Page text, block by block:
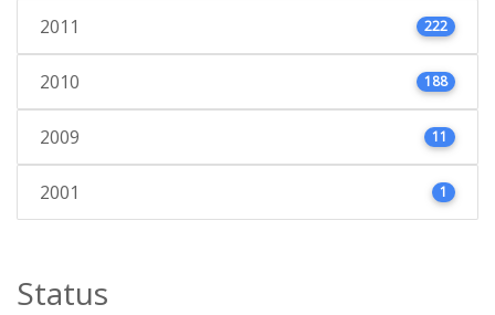
2011 222
2010 188
2009 11
2001 1
Status